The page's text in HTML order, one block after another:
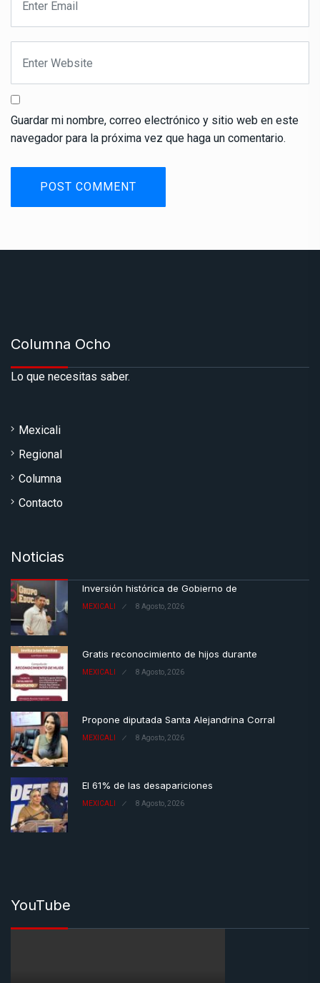
Guardar mi nombre, correo electrónico y sitio web en este
navegador para la próxima vez que haga un comentario.
Columna Ocho
Lo que necesitas saber.
Mexicali
Regional
Columna
Contacto
Noticias
Inversión histórica de Gobierno de
MEXICALI 8 Agosto, 2026
Gratis reconocimiento de hijos durante
MEXICALI 8 Agosto, 2026
Propone diputada Santa Alejandrina Corral
MEXICALI 8 Agosto, 2026
El 61% de las desapariciones
MEXICALI 8 Agosto, 2026
YouTube